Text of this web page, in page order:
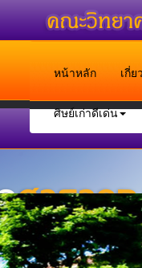
หน้าหลัก เกี่ย
ศิษย์เก่าดีเด่น